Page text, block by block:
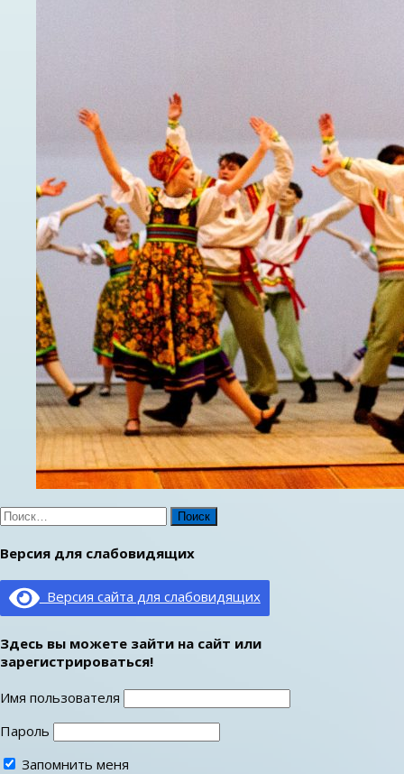
Найти:
Версия для слабовидящих
Версия сайта для слабовидящих
Здесь вы можете зайти на сайт или
зарегистрироваться!
Имя пользователя
Пароль
Запомнить меня